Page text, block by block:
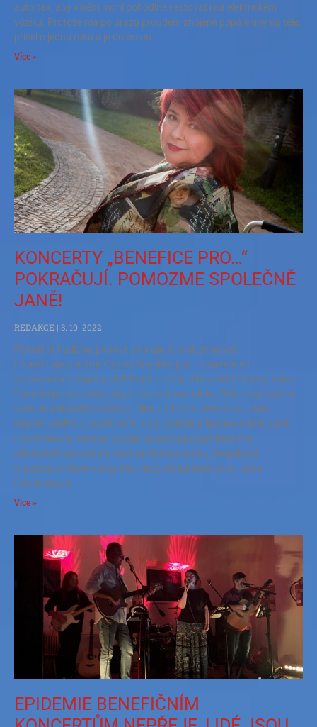
auto tak, aby v něm mohl pohodlně cestovat i na elektrickém
vozíku. Protože má po úrazu proudem zhojené popáleniny na těle,
přišel o jednu ruku a je od prsou
Více »
KONCERTY „BENEFICE PRO…“
POKRAČUJÍ. POMOZME SPOLEČNĚ
JANĚ!
REDAKCE
3. 10. 2022
Pomáhat hudbou, pobavit se a spojit svět zdravých
s handicapovanými. Cyklus Benefice pro… s hudebním
vystoupením skupiny USB Band je vždy věnovaný někomu, komu
finanční pomoc může zlepšit životní podmínky. Příští charitativní
akce se uskuteční v úterý 4. října v 18.00 v kostele sv. Jana
Nepomuckého v Kutné Hoře. Celý výtěžek připadne 43leté Janě
Flechtnerové, která jej využije na zakoupení přídavného
elektrického pohonu k mechanickému vozíku. Nezisková
organizace Revenium je hlavním pořadatelem akce. Jana
Flechtnerová
Více »
EPIDEMIE BENEFIČNÍM